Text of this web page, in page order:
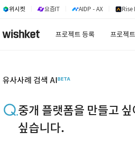
위시켓 요즘IT AIDP - AX Rise
프로젝트 등록 프로젝
유사사례 검색 AI
중개 플랫폼을 만들고
싶습니다.